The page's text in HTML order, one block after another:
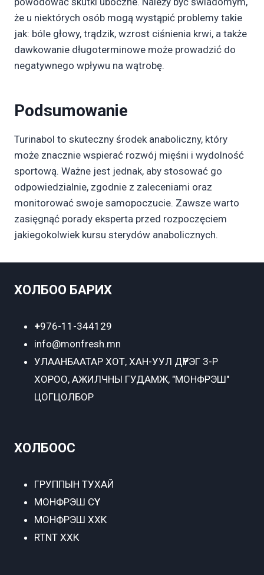
że u niektórych osób mogą wystąpić problemy takie
jak: bóle głowy, trądzik, wzrost ciśnienia krwi, a także
dawkowanie długoterminowe może prowadzić do
negatywnego wpływu na wątrobę.
Podsumowanie
Turinabol to skuteczny środek anaboliczny, który
może znacznie wspierać rozwój mięśni i wydolność
sportową. Ważne jest jednak, aby stosować go
odpowiedzialnie, zgodnie z zaleceniami oraz
monitorować swoje samopoczucie. Zawsze warto
zasięgnąć porady eksperta przed rozpoczęciem
jakiegokolwiek kursu sterydów anabolicznych.
ХОЛБОО БАРИХ
+976-11-344129
info@monfresh.mn
УЛААНБААТАР ХОТ, ХАН-УУЛ ДҮҮРЭГ 3-Р
ХОРОО, АЖИЛЧНЫ ГУДАМЖ, "МОНФРЭШ"
ЦОГЦОЛБОР
ХОЛБООС
ГРУППЫН ТУХАЙ
МОНФРЭШ СҮҮ
МОНФРЭШ ХХК
RTNT ХХК